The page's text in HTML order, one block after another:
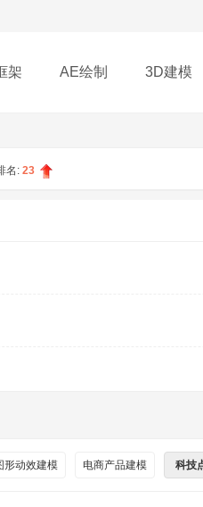
架 AE绘制 3D建模
名: 23
形动效建模 电商产品建模 科技